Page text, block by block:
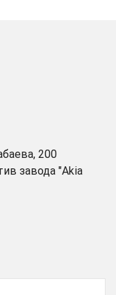
200
завода "Akia